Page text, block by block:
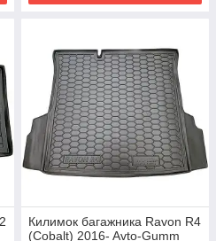
Килимок багажника Ravon R4
(Cobalt) 2016- Avto-Gumm